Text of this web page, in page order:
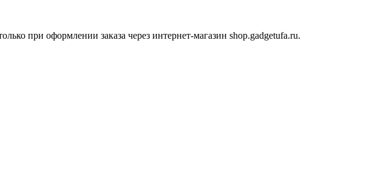
при оформлении заказа через интернет-магазин shop.gadgetufa.ru.